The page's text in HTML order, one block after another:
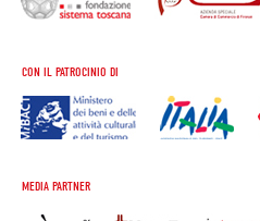
CON IL PATROCINIO DI
MEDIA PARTNER